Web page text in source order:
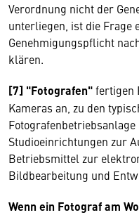
Verordnung nicht der
unterliegen, ist die Frage
Genehmigungspflicht
klären.
[7] "Fotografen"fertigen
Kameras an, zu den
Fotografenbetriebsanlage
Studioeinrichtungen zur
Betriebsmittel zur
Bildbearbeitung und
Wenn ein Fotograf am